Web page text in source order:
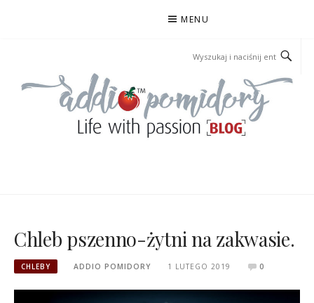
MENU
Chleb pszenno-żytni na zakwasie.
CHLEBY ADDIO POMIDORY 1 LUTEGO 2019 0